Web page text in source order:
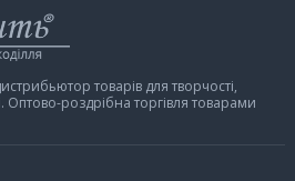
товарів для творчості,
Оптово-роздрібна торгівля товарами